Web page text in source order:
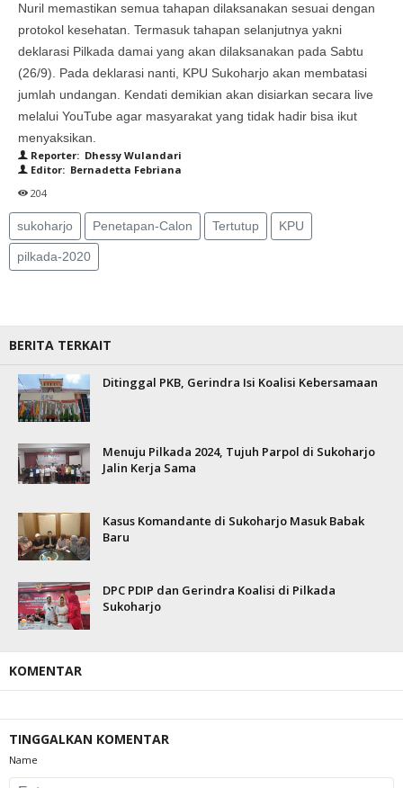
Nuril memastikan semua tahapan dilaksanakan sesuai dengan
protokol kesehatan. Termasuk tahapan selanjutnya yakni
deklarasi Pilkada damai yang akan dilaksanakan pada Sabtu
(26/9). Pada deklarasi nanti, KPU Sukoharjo akan membatasi
jumlah undangan. Kendati demikian akan disiarkan secara live
melalui YouTube agar masyarakat yang tidak hadir bisa ikut
menyaksikan.
Reporter: Dhessy Wulandari
Editor: Bernadetta Febriana
204
sukoharjo Penetapan-Calon Tertutup KPU
pilkada-2020
BERITA TERKAIT
Ditinggal PKB, Gerindra Isi Koalisi Kebersamaan
Menuju Pilkada 2024, Tujuh Parpol di Sukoharjo
Jalin Kerja Sama
Kasus Komandante di Sukoharjo Masuk Babak
Baru
DPC PDIP dan Gerindra Koalisi di Pilkada
Sukoharjo
KOMENTAR
TINGGALKAN KOMENTAR
Name